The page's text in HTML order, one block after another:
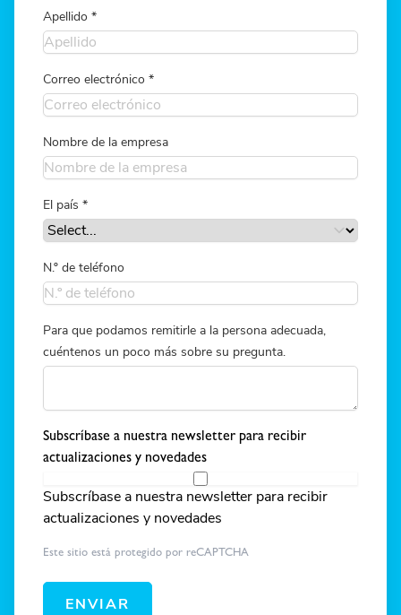
Apellido *
Correo electrónico *
Nombre de la empresa
El país *
N.º de teléfono
Para que podamos remitirle a la persona adecuada,
cuéntenos un poco más sobre su pregunta.
Subscríbase a nuestra newsletter para recibir
actualizaciones y novedades
Subscríbase a nuestra newsletter para recibir
actualizaciones y novedades
Este sitio está protegido por reCAPTCHA
ENVIAR